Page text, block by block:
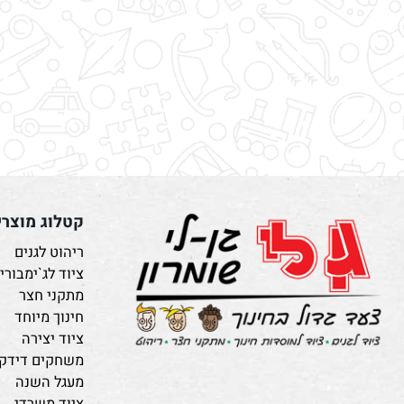
קטלוג מוצרים
ריהוט לגנים
ציוד לג`ימבורי
מתקני חצר
חינוך מיוחד
ציוד יצירה
משחקים דידקטיים